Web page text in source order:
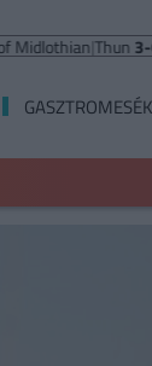
|Thun3-0
GASZTROMESÉK